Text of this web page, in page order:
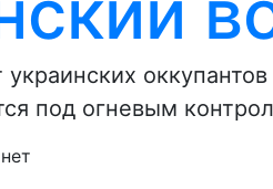
под огневым